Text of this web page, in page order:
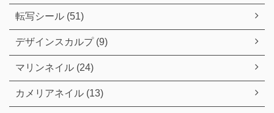
転写シール (51)
デザインスカルプ (9)
マリンネイル (24)
カメリアネイル (13)